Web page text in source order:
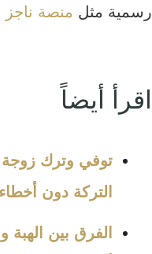
رسمية مثل منصة ناجز
اقرأ أيضاً
توفي وترك زوجة
التركة دون
الفرق بين